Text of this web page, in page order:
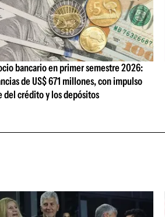
bancario en primer semestre 2026:
de US$ 671 millones, con impulso
del crédito y los depósitos